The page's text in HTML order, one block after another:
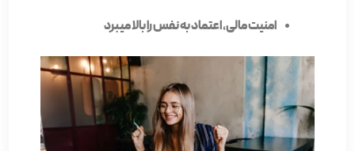
امنیت مالی، اعتماد به نفس را بالا می­برد